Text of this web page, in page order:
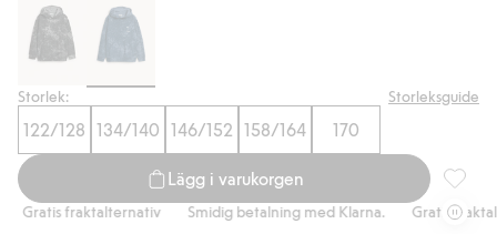
Storlek: Storleksguide
122/128 134/140 146/152 158/164 170
Lägg i varukorgen
fraktalternativ Smidig betalning med Klarna.
Gratis